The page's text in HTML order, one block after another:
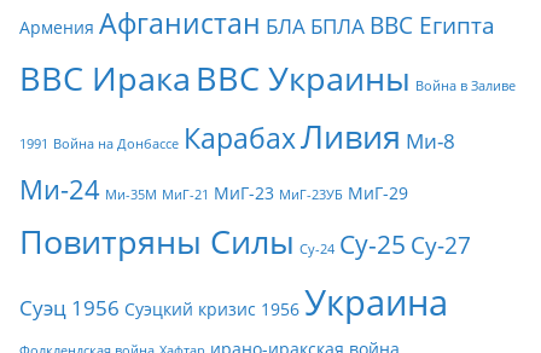
Армения Афганистан БЛА БПЛА ВВС Египта
ВВС Ирака ВВС Украины Война в Заливе
1991 Война на Донбассе КарабахЛивия Ми-8
Ми-24 Ми-35М МиГ-21 МиГ-23 МиГ-23УБ МиГ-29
Повитряны Силы Су-24 Су-25 Су-27
Суэц 1956 Суэцкий кризис 1956 Украина